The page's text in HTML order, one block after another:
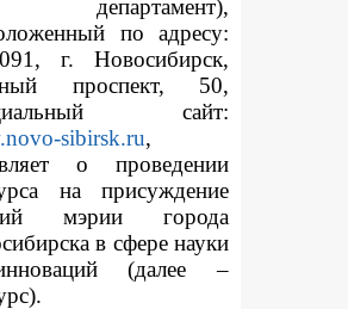
по адресу:
г. Новосибирск,
проспект, 50,
сайт:
sibirsk.ru,
о проведении
на присуждение
мэрии города
в сфере науки
(далее –